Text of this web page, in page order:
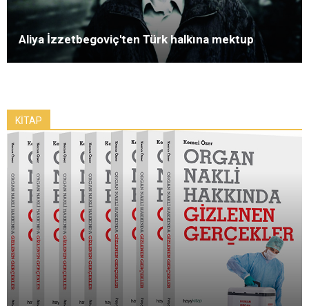
Aliya İzzetbegoviç'ten Türk halkına mektup
KİTAP